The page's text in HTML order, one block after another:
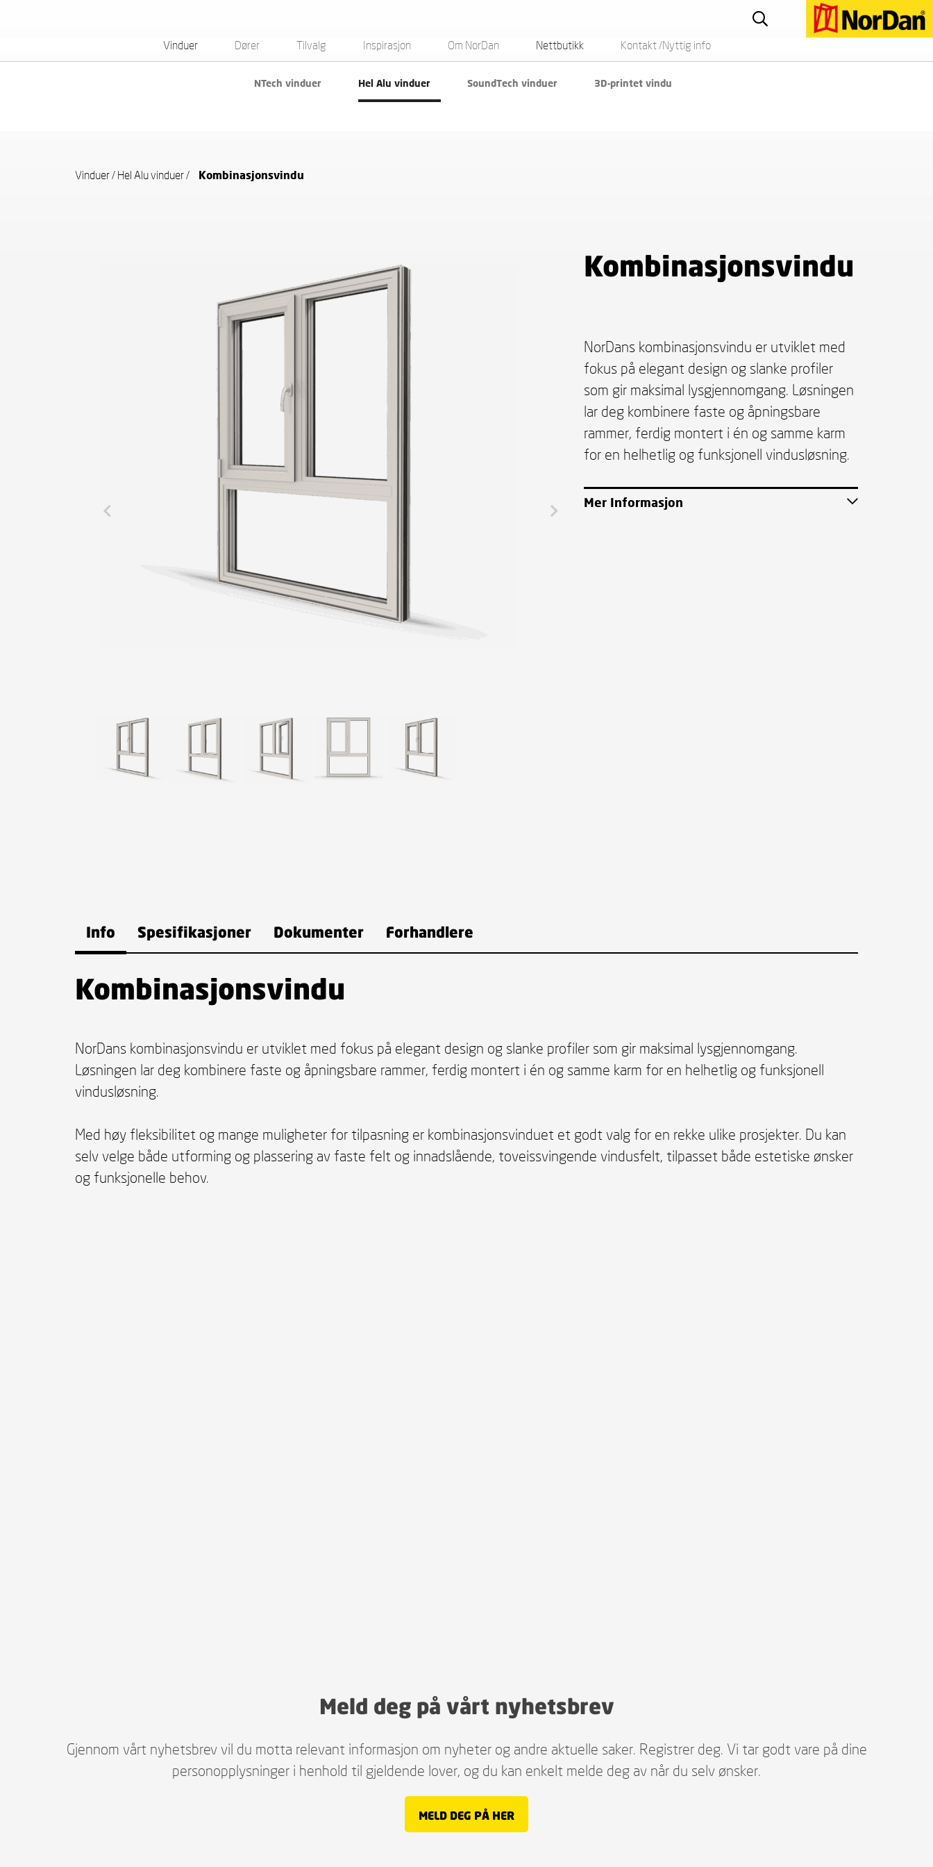
Vinduer
NTech vinduer Hel Alu vinduer SoundTech vinduer 3D-printet vindu
Dører Tilvalg Inspirasjon Om NorDan Nettbutikk Kontakt /Nyttig info
Vinduer/ Hel Alu vinduer/ Kombinasjonsvindu
Kombinasjonsvindu
NorDans kombinasjonsvindu er utviklet med
fokus på elegant design og slanke profiler
som gir maksimal lysgjennomgang. Løsningen
lar deg kombinere faste og åpningsbare
rammer, ferdig montert i én og samme karm
for en helhetlig og funksjonell vindusløsning.
Mer Informasjon
Info Spesifikasjoner Dokumenter Forhandlere
Kombinasjonsvindu
NorDans kombinasjonsvindu er utviklet med fokus på elegant design og slanke profiler som gir maksimal lysgjennomgang.
Løsningen lar deg kombinere faste og åpningsbare rammer, ferdig montert i én og samme karm for en helhetlig og funksjonell
vindusløsning.
Med høy fleksibilitet og mange muligheter for tilpasning er kombinasjonsvinduet et godt valg for en rekke ulike prosjekter. Du kan
selv velge både utforming og plassering av faste felt og innadslående, toveissvingende vindusfelt, tilpasset både estetiske ønsker
og funksjonelle behov.
Meld deg på vårt nyhetsbrev
Gjennom vårt nyhetsbrev vil du motta relevant informasjon om nyheter og andre aktuelle saker. Registrer deg. Vi tar godt vare på dine
personopplysninger i henhold til gjeldende lover, og du kan enkelt melde deg av når du selv ønsker.
MELD DEG PÅ HER